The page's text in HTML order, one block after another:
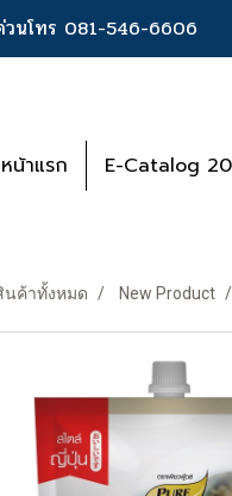
วนโทร 081-546-6606
หน้าแรก E-Catalog
นค้าทั้งหมด New Product